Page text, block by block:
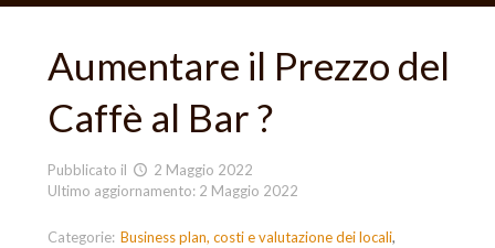
Aumentare il Prezzo del
Caffè al Bar ?
Pubblicato il
2 Maggio 2022
Ultimo aggiornamento: 2 Maggio 2022
Categorie: Business plan, costi e valutazione dei locali